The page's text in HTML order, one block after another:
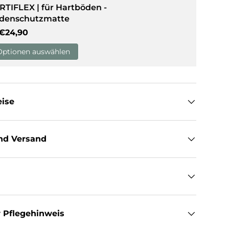
laden
| für Hartböden -
Preis
auswählen
Versand
Pflegehinweis